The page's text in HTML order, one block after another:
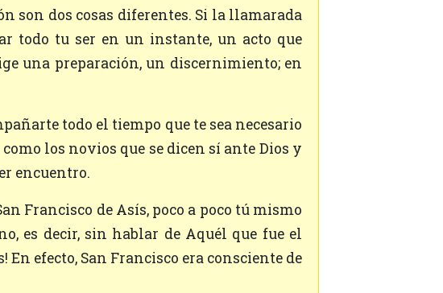
todo tu ser en un instante, un acto que
una preparación, un discernimiento; en
los novios que se dicen sí ante Dios y
encuentro.
es decir, sin hablar de Aquél que fue el
efecto, San Francisco era consciente de